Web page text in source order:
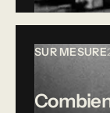
SUR MESURE